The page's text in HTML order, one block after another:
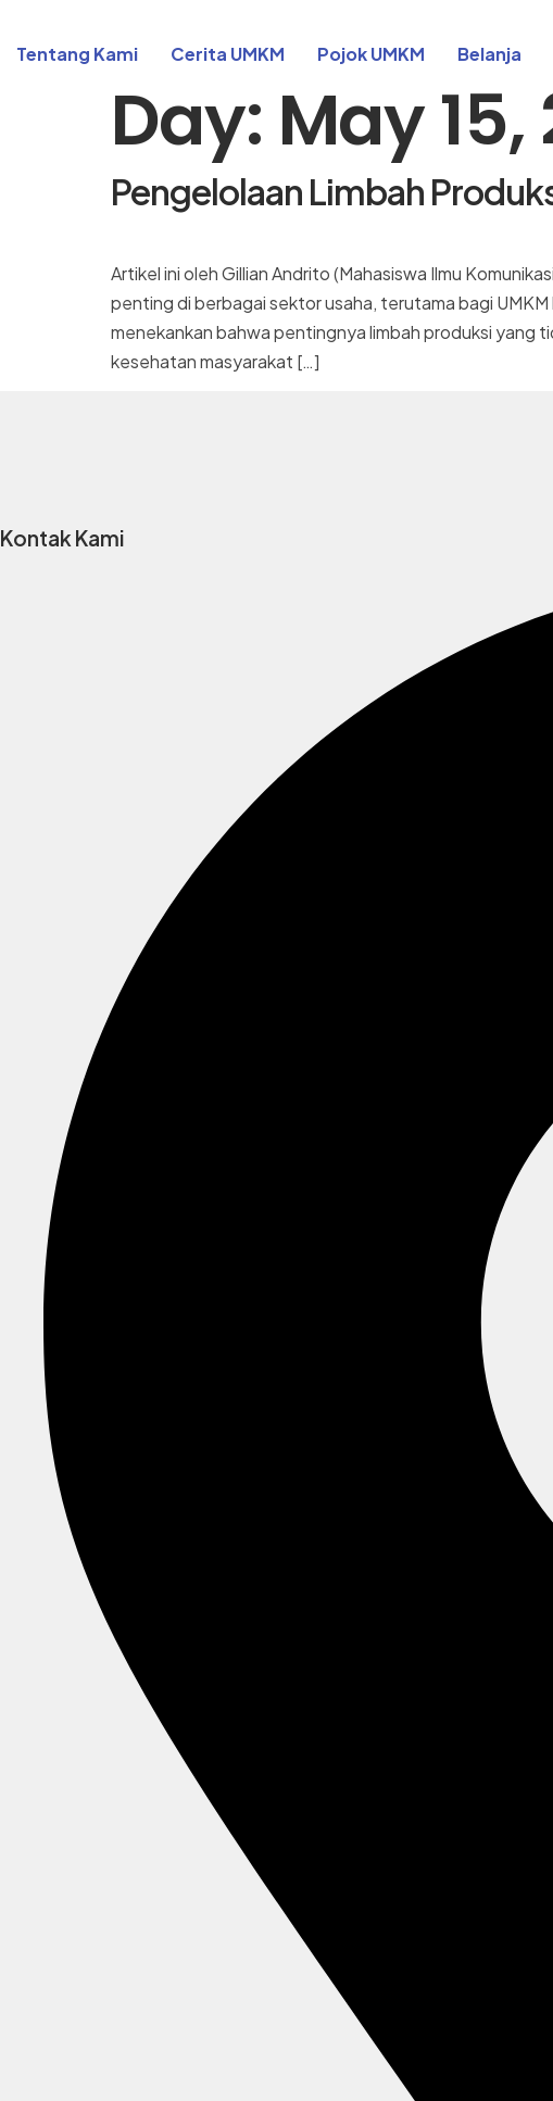
Tentang Kami Cerita UMKM⁠⁠⁠⁠ Pojok UMKM Belanja
Day: May 15,
Pengelolaan Limbah
Artikel ini oleh Gillian Andrito (Mahasiswa Ilmu
penting di berbagai sektor usaha, terutama bagi
menekankan bahwa pentingnya limbah produksi yang
kesehatan masyarakat […]
Kontak Kami